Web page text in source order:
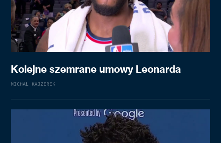
Kolejne szemrane umowy Leonarda
MICHAŁ KAJZEREK